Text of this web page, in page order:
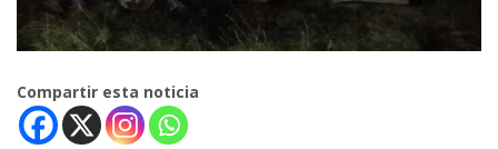
Compartir esta noticia